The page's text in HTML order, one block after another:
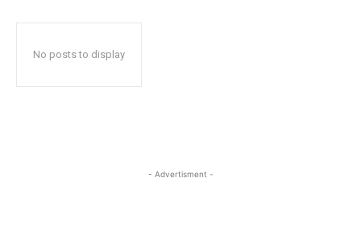
No posts to display
- Advertisment -